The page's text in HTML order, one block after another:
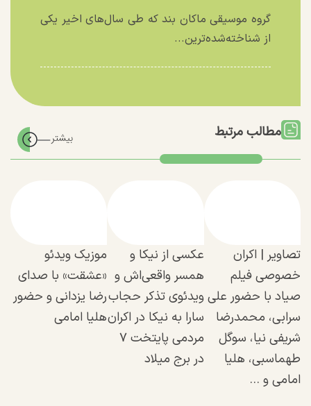
گروه موسیقی ماکان بند که طی سال‌های اخیر یکی
از شناخته‌شده‌ترین...
مطالب مرتبط
تصاویر | اکران
خصوصی فیلم
صیاد با حضور علی
سرابی، محمدرضا
شریفی نیا، سوگل
طهماسبی، هلیا
امامی و ...
عکسی از نیکا و
همسر واقعی‌اش و
ویدئوی تذکر حجاب
سارا به نیکا در اکران
مردمی پایتخت ۷
در برج میلاد
موزیک ویدئو
«عشقت» با صدای
رضا یزدانی و حضور
هلیا امامی